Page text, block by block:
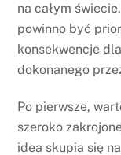
na całym
powinno być
konsekwencje
dokonanego
Po pierwsze,
szeroko
idea skupia się